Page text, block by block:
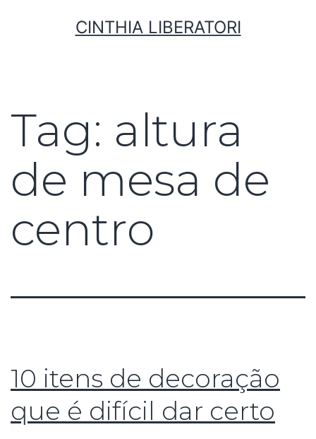
CINTHIA LIBERATORI
Tag: altura
de mesa de
centro
10 itens de decoração
que é difícil dar certo